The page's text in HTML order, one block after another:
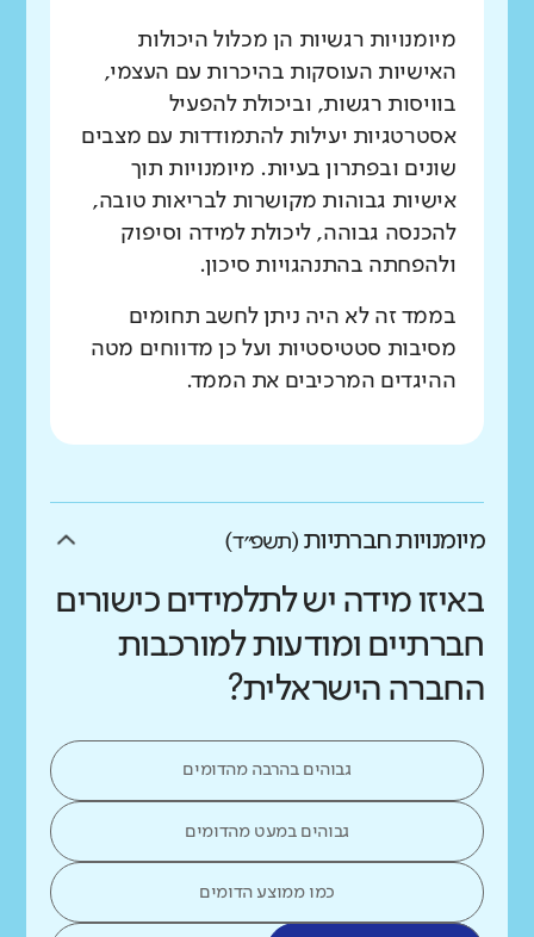
מיומנויות רגשיות הן מכלול היכולות
האישיות העוסקות בהיכרות עם העצמי,
בוויסות רגשות, וביכולת להפעיל
אסטרטגיות יעילות להתמודדות עם מצבים
שונים ובפתרון בעיות. מיומנויות תוך
אישיות גבוהות מקושרות לבריאות טובה,
להכנסה גבוהה, ליכולת למידה וסיפוק
ולהפחתה בהתנהגויות סיכון.
בממד זה לא היה ניתן לחשב תחומים
מסיבות סטטיסטיות ועל כן מדווחים מטה
ההיגדים המרכיבים את הממד.
מיומנויות חברתיות (תשפ״ד)
באיזו מידה יש לתלמידים כישורים
חברתיים ומודעות למורכבות
החברה הישראלית?
גבוהים בהרבה מהדומים
גבוהים במעט מהדומים
כמו ממוצע הדומים